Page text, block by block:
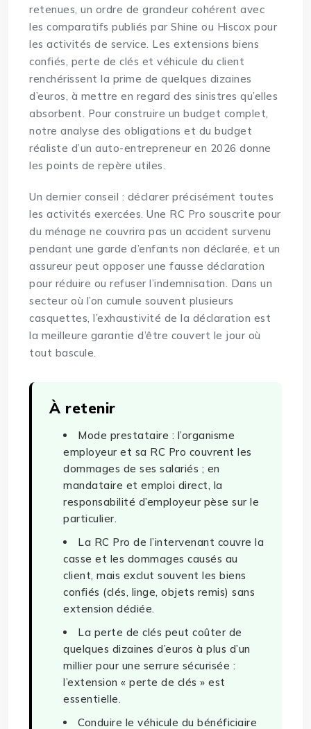
retenues, un ordre de grandeur cohérent avec
les comparatifs publiés par Shine ou Hiscox pour
les activités de service. Les extensions biens
confiés, perte de clés et véhicule du client
renchérissent la prime de quelques dizaines
d’euros, à mettre en regard des sinistres qu’elles
absorbent. Pour construire un budget complet,
notre analyse desobligations et du budget
réaliste d’un auto-entrepreneur en 2026 donne
les points de repère utiles.
Un dernier conseil : déclarer précisément toutes
les activités exercées. Une RC Pro souscrite pour
du ménage ne couvrira pas un accident survenu
pendant une garde d’enfants non déclarée, et un
assureur peut opposer une fausse déclaration
pour réduire ou refuser l’indemnisation. Dans un
secteur où l’on cumule souvent plusieurs
casquettes, l’exhaustivité de la déclaration est
la meilleure garantie d’être couvert le jour où
tout bascule.
À retenir
Mode prestataire : l’organisme
employeur et sa RC Pro couvrent les
dommages de ses salariés ; en
mandataire et emploi direct, la
responsabilité d’employeur pèse sur le
particulier.
La RC Pro de l’intervenant couvre la
casse et les dommages causés au
client, mais exclut souvent les biens
confiés (clés, linge, objets remis) sans
extension dédiée.
La perte de clés peut coûter de
quelques dizaines d’euros à plus d’un
millier pour une serrure sécurisée :
l’extension « perte de clés » est
essentielle.
Conduire le véhicule du bénéficiaire